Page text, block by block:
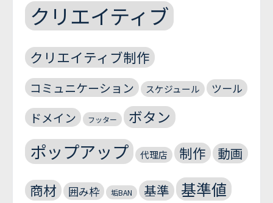
クリエイティブ
クリエイティブ制作
コミュニケーション スケジュール ツール
ドメイン フッター ボタン
ポップアップ 代理店 制作 動画
商材 囲み枠 垢BAN 基準 基準値